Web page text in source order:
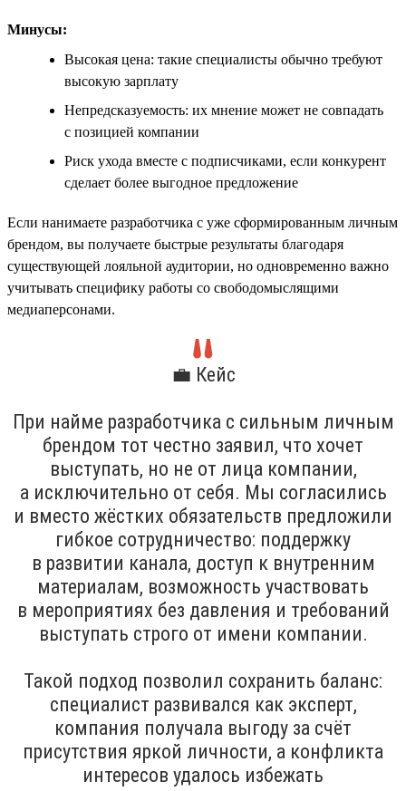
Минусы:
Высокая цена: такие специалисты обычно требуют
высокую зарплату
Непредсказуемость: их мнение может не совпадать
с позицией компании
Риск ухода вместе с подписчиками, если конкурент
сделает более выгодное предложение
Если нанимаете разработчика с уже сформированным личным
брендом, вы получаете быстрые результаты благодаря
существующей лояльной аудитории, но одновременно важно
учитывать специфику работы со свободомыслящими
медиаперсонами.
💼 Кейс
При найме разработчика с сильным личным
брендом тот честно заявил, что хочет
выступать, но не от лица компании,
а исключительно от себя. Мы согласились
и вместо жёстких обязательств предложили
гибкое сотрудничество: поддержку
в развитии канала, доступ к внутренним
материалам, возможность участвовать
в мероприятиях без давления и требований
выступать строго от имени компании.
Такой подход позволил сохранить баланс:
специалист развивался как эксперт,
компания получала выгоду за счёт
присутствия яркой личности, а конфликта
интересов удалось избежать